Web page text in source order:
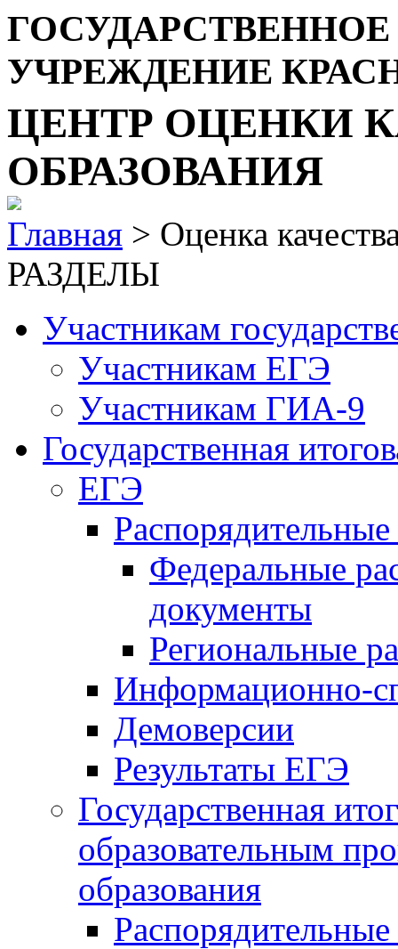
УЧРЕЖДЕНИЕ
ЦЕНТР ОЦЕНКИ
ОБРАЗОВАНИЯ
Главная > Оценка
РАЗДЕЛЫ
Участникам
Участникам ЕГЭ
Участникам ГИА-9
Государственная
ЕГЭ
Федеральные
документы
Региональные
Информационно-
Демоверсии
Результаты ЕГЭ
Государственная
образовательным
образования